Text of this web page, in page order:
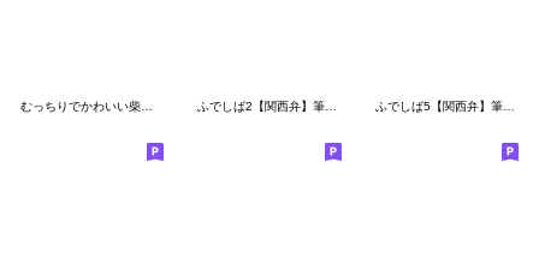
むっちりでかわいい柴犬の冬 その２ ふでしば2【関西弁】筆文字、柴犬 ふでしば5【関西弁】筆文字、柴犬